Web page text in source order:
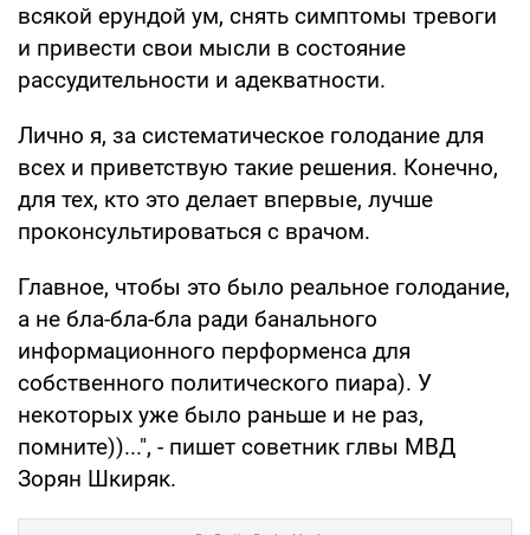
всякой ерундой ум, снять симптомы тревоги
и привести свои мысли в состояние
рассудительности и адекватности.
Лично я, за систематическое голодание для
всех и приветствую такие решения. Конечно,
для тех, кто это делает впервые, лучше
проконсультироваться с врачом.
Главное, чтобы это было реальное голодание,
а не бла-бла-бла ради банального
информационного перформенса для
собственного политического пиара). У
некоторых уже было раньше и не раз,
помните))...", - пишет советник глвы МВД
Зорян Шкиряк.